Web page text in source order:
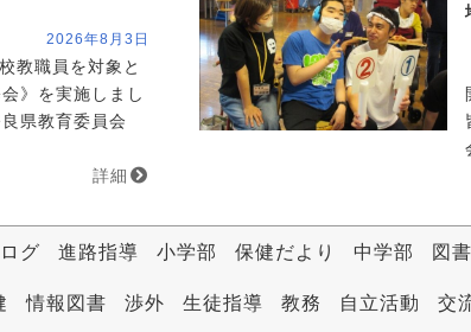
2026年8月3日
教職員を対象と
》を実施しまし
県教育委員会
詳細
グ 進路指導 小学部 保健だより 中学部 図
情報図書 渉外 生徒指導 教務 自立活動 交